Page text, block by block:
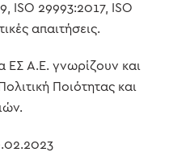
ISO 29993:2017, ISO
απαιτήσεις.
ΕΣ A.E. γνωρίζουν και
Ποιότητας και